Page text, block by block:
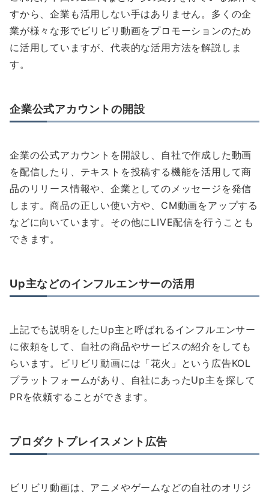
すから、企業も活用しない手はありません。多くの企
業が様々な形でビリビリ動画をプロモーションのため
に活用していますが、代表的な活用方法を解説しま
す。
企業公式アカウントの開設
企業の公式アカウントを開設し、自社で作成した動画
を配信したり、テキストを投稿する機能を活用して商
品のリリース情報や、企業としてのメッセージを発信
します。商品の正しい使い方や、CM動画をアップする
などに向いています。その他にLIVE配信を行うことも
できます。
Up主などのインフルエンサーの活用
上記でも説明をしたUp主と呼ばれるインフルエンサー
に依頼をして、自社の商品やサービスの紹介をしても
らいます。ビリビリ動画には「花火」という広告KOL
プラットフォームがあり、自社にあったUp主を探して
PRを依頼することができます。
プロダクトプレイスメント広告
ビリビリ動画は、アニメやゲームなどの自社のオリジ